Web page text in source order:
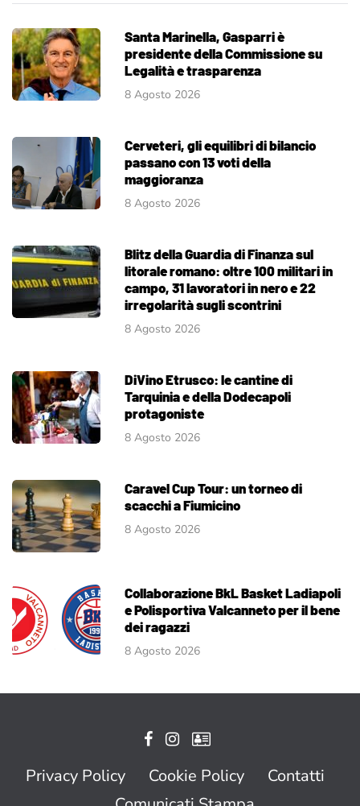
Santa Marinella, Gasparri è
presidente della Commissione su
Legalità e trasparenza
8 Agosto 2026
Cerveteri, gli equilibri di bilancio
passano con 13 voti della
maggioranza
8 Agosto 2026
Blitz della Guardia di Finanza sul
litorale romano: oltre 100 militari in
campo, 31 lavoratori in nero e 22
irregolarità sugli scontrini
8 Agosto 2026
DiVino Etrusco: le cantine di
Tarquinia e della Dodecapoli
protagoniste
8 Agosto 2026
Caravel Cup Tour: un torneo di
scacchi a Fiumicino
8 Agosto 2026
Collaborazione BkL Basket Ladiapoli
e Polisportiva Valcanneto per il bene
dei ragazzi
8 Agosto 2026
Privacy Policy Cookie Policy
Contatti